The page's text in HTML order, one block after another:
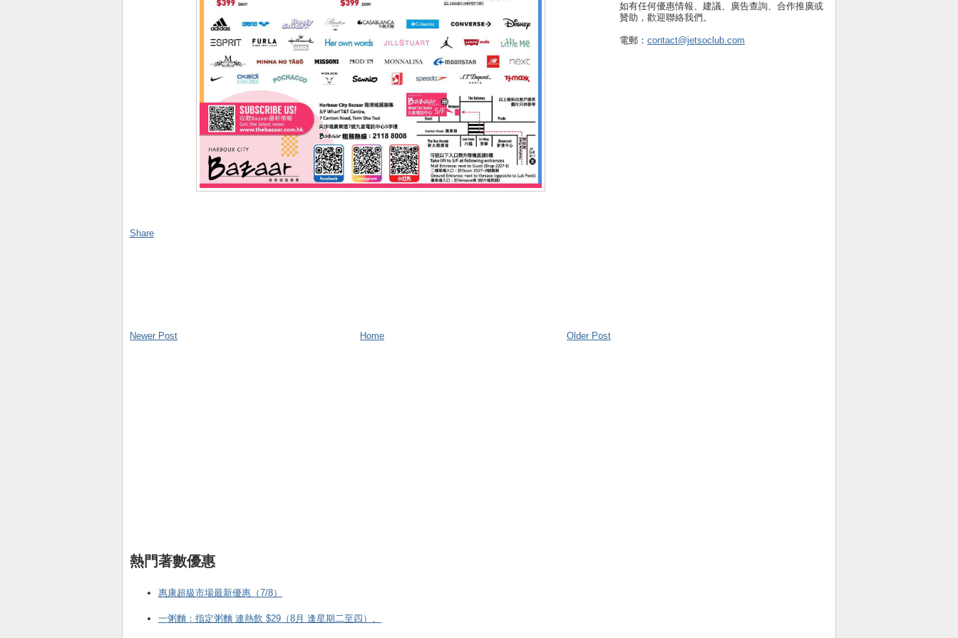
如有任何優惠情報、建議、廣告查詢、合作推廣或
贊助，歡迎聯絡我們。
電郵： contact@jetsoclub.com
Share
Newer Post Older Post
Home
熱門著數優惠
惠康超級市場最新優惠（7/8）
一粥麵：指定粥麵 連熱飲 $29（8月 逢星期二至四）、